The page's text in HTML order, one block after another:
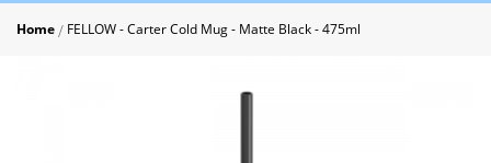
Home FELLOW - Carter Cold Mug - Matte Black - 475ml